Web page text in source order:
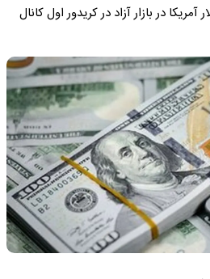
در بازار آزاد در کریدور اول کانال